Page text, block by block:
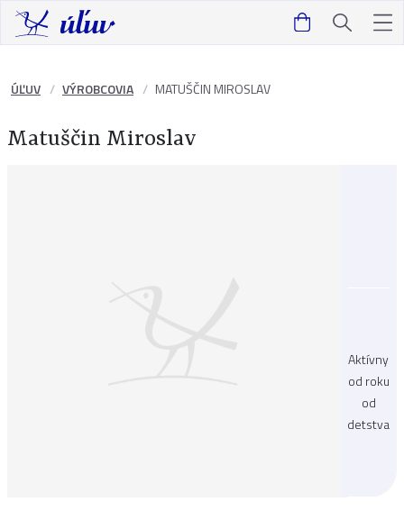
ÚĽUV VÝROBCOVIA MATUŠČIN MIROSLAV
Matuščin Miroslav
Aktívny
od roku
od
detstva